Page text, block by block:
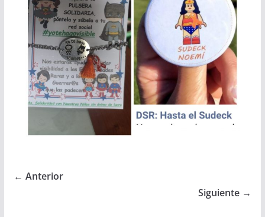
← Anterior
Siguiente →